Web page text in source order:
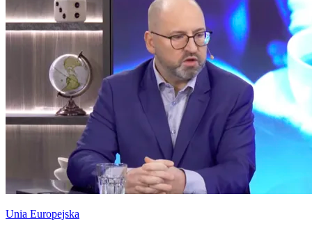
Unia Europejska